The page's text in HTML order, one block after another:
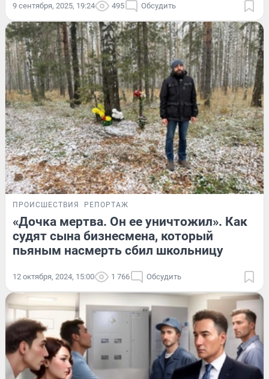
9 сентября, 2025, 19:24 495 Обсудить
ПРОИСШЕСТВИЯ РЕПОРТАЖ
«Дочка мертва. Он ее уничтожил». Как
судят сына бизнесмена, который
пьяным насмерть сбил школьницу
12 октября, 2024, 15:00 1 766 Обсудить